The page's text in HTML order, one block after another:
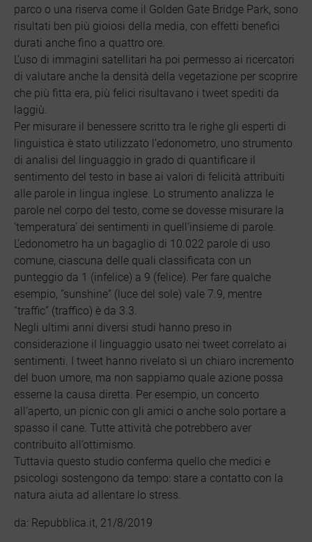
parco o una riserva come il Golden Gate Bridge Park, sono
risultati ben più gioiosi della media, con effetti benefici
durati anche fino a quattro ore.
L’uso di immagini satellitari ha poi permesso ai ricercatori
di valutare anche la densità della vegetazione per scoprire
che più fitta era, più felici risultavano i tweet spediti da
laggiù.
Per misurare il benessere scritto tra le righe gli esperti di
linguistica è stato utilizzato l’edonometro, uno strumento
di analisi del linguaggio in grado di quantificare il
sentimento del testo in base ai valori di felicità attribuiti
alle parole in lingua inglese. Lo strumento analizza le
parole nel corpo del testo, come se dovesse misurare la
‘temperatura’ dei sentimenti in quell’insieme di parole.
L’edonometro ha un bagaglio di 10.022 parole di uso
comune, ciascuna delle quali classificata con un
punteggio da 1 (infelice) a 9 (felice). Per fare qualche
esempio, “sunshine” (luce del sole) vale 7.9, mentre
“traffic” (traffico) è da 3.3.
Negli ultimi anni diversi studi hanno preso in
considerazione il linguaggio usato nei tweet correlato ai
sentimenti. I tweet hanno rivelato sì un chiaro incremento
del buon umore, ma non sappiamo quale azione possa
esserne la causa diretta. Per esempio, un concerto
all’aperto, un picnic con gli amici o anche solo portare a
spasso il cane. Tutte attività che potrebbero aver
contribuito all’ottimismo.
Tuttavia questo studio conferma quello che medici e
psicologi sostengono da tempo: stare a contatto con la
natura aiuta ad allentare lo stress.
da: Repubblica.it, 21/8/2019